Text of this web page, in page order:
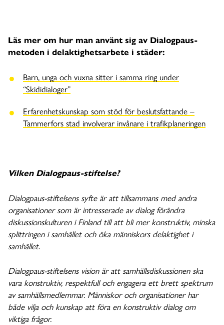
Läs mer om hur man använt sig av Dialogpaus-
metoden i delaktighetsarbete i städer:
Barn, unga och vuxna sitter i samma ring under
“Skididialoger”
Erfarenhetskunskap som stöd för beslutsfattande –
Tammerfors stad involverar invånare i trafikplaneringen
Vilken Dialogpaus-stiftelse?
Dialogpaus-stiftelsens syfte är att tillsammans med andra
organisationer som är intresserade av dialog förändra
diskussionskulturen i Finland till att bli mer konstruktiv, minska
splittringen i samhället och öka människors delaktighet i
samhället.
Dialogpaus-stiftelsens vision är att samhällsdiskussionen ska
vara konstruktiv, respektfull och engagera ett brett spektrum
av samhällsmedlemmar. Människor och organisationer har
både vilja och kunskap att föra en konstruktiv dialog om
viktiga frågor.